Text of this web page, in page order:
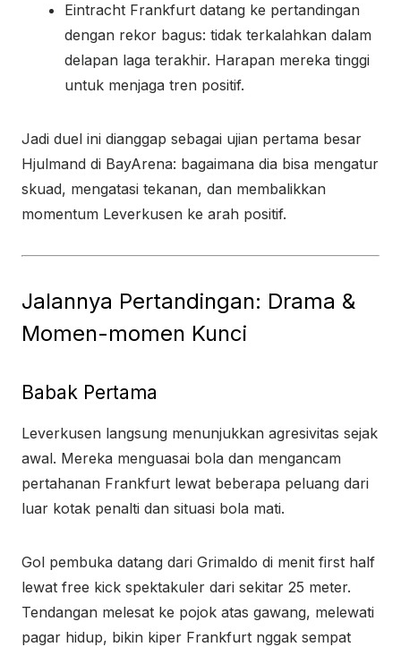
Eintracht Frankfurt datang ke pertandingan
dengan rekor bagus: tidak terkalahkan dalam
delapan laga terakhir. Harapan mereka tinggi
untuk menjaga tren positif.
Jadi duel ini dianggap sebagai ujian pertama besar
Hjulmand di BayArena: bagaimana dia bisa mengatur
skuad, mengatasi tekanan, dan membalikkan
momentum Leverkusen ke arah positif.
Jalannya Pertandingan: Drama &
Momen-momen Kunci
Babak Pertama
Leverkusen langsung menunjukkan agresivitas sejak
awal. Mereka menguasai bola dan mengancam
pertahanan Frankfurt lewat beberapa peluang dari
luar kotak penalti dan situasi bola mati.
Gol pembuka datang dari Grimaldo di menit first half
lewat free kick spektakuler dari sekitar 25 meter.
Tendangan melesat ke pojok atas gawang, melewati
pagar hidup, bikin kiper Frankfurt nggak sempat